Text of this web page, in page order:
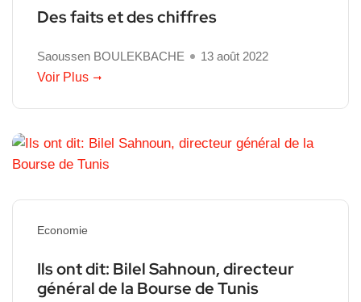
Des faits et des chiffres
Saoussen BOULEKBACHE
13 août 2022
Voir Plus
Economie
Ils ont dit: Bilel Sahnoun, directeur
général de la Bourse de Tunis